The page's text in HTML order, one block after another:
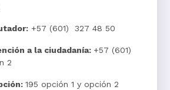
+57 (601) 327 48 50
a la ciudadanía: +57 (601)
2
195 opción 1 y opción 2